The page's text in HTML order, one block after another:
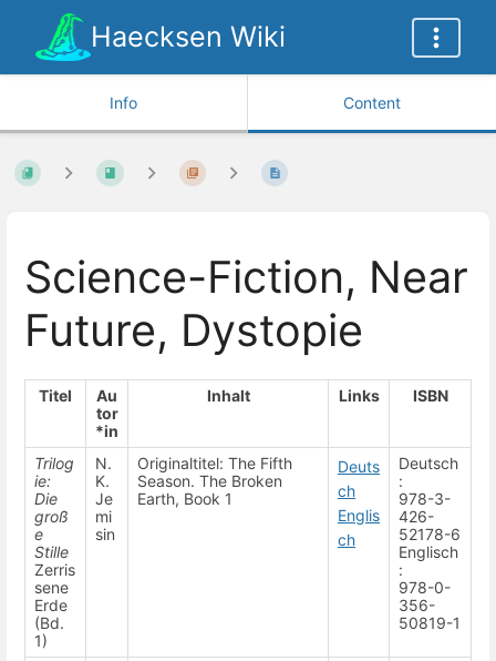
Haecksen Wiki
Info Content
Science-Fiction, Near
Future, Dystopie
Titel
Au
tor
*in
Inhalt Links ISBN
Trilog
ie:
Die
groß
e
Stille
Zerris
sene
Erde
(Bd.
1)
N.
K.
Je
mi
sin
Originaltitel: The Fifth
Season. The Broken
Earth, Book 1
Deuts
ch
Englis
ch
Deutsch
:
978-3-
426-
52178-6
Englisch
:
978-0-
356-
50819-1